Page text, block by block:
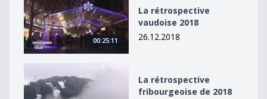
00:25:11
La rétrospective
vaudoise 2018
26.12.2018
La rétrospective
fribourgeoise de 2018